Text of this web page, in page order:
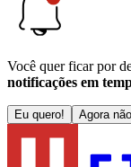
Você quer ficar por
notificações em
Eu quero! Agora não